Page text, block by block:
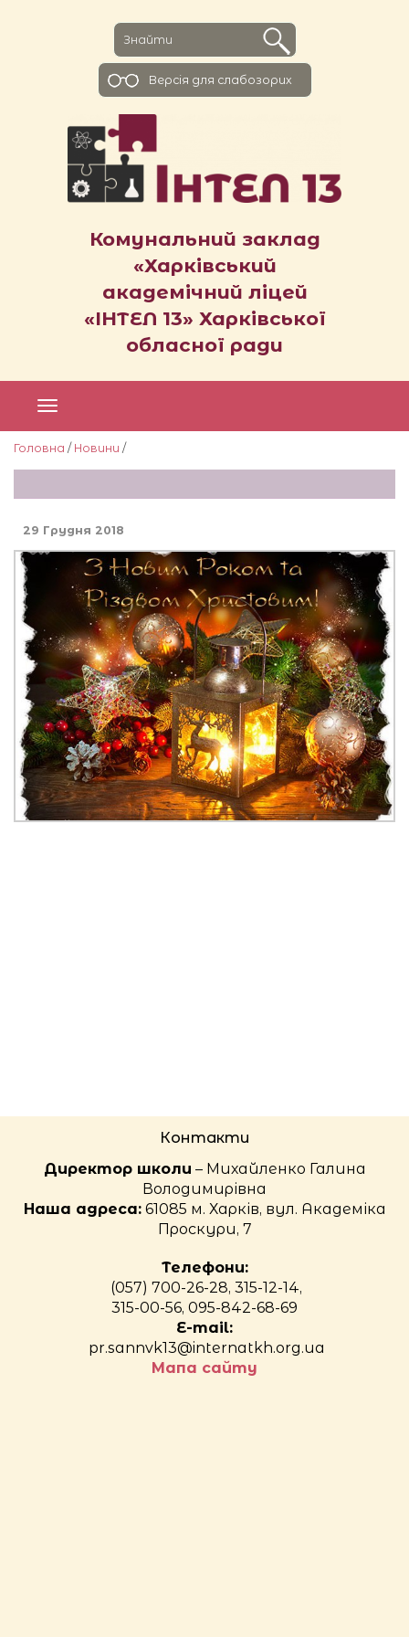
Комунальний заклад
«Харківський
академічний ліцей
«ІНТЕЛ 13» Харківської
обласної ради
Версiя для слабозорих
Головна / Новини /
29 Грудня 2018
Контакти
Директор школи – Михайленко Галина
Володимирівна
Наша адреса:61085 м. Харків, вул. Академіка
Проскури, 7
Телефони:
(057) 700-26-28, 315-12-14,
315-00-56, 095-842-68-69
E-mail:
pr.sannvk13@internatkh.org.ua
Мапа сайту